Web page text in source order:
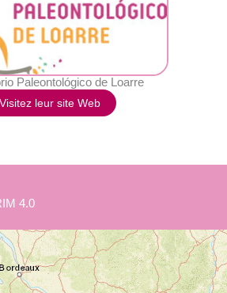
Paleontológico de Loarre
Visitez leur site Web
4.0